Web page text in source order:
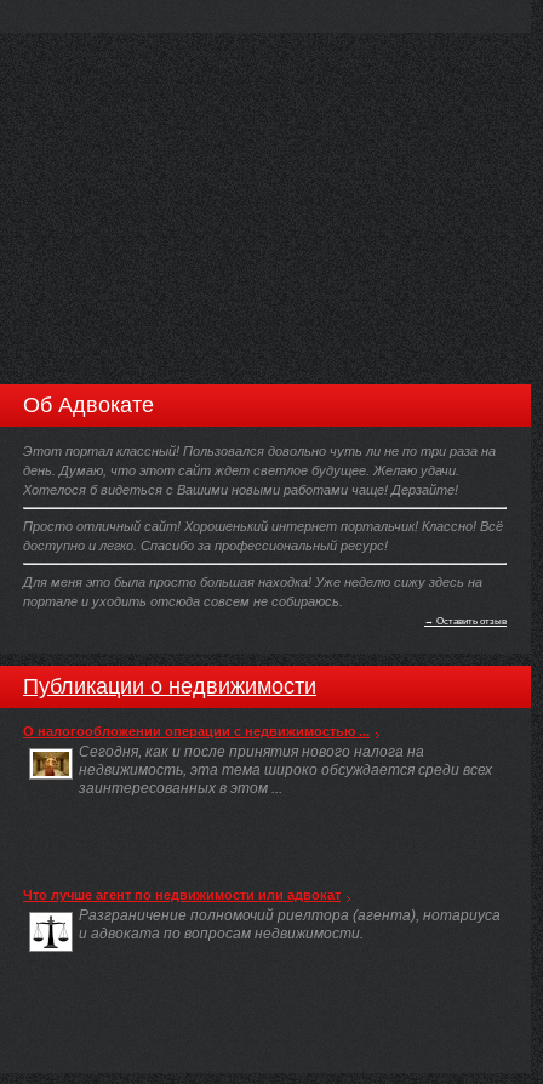
Об Адвокате
Этот портал классный! Пользовался довольно чуть ли не по три раза на
день. Думаю, что этот сайт ждет светлое будущее. Желаю удачи.
Хотелося б видеться с Вашими новыми работами чаще! Дерзайте!
Просто отличный сайт! Хорошенький интернет портальчик! Классно! Всё
доступно и легко. Спасибо за профессиональный ресурс!
Для меня это была просто большая находка! Уже неделю сижу здесь на
портале и уходить отсюда совсем не собираюсь.
→ Оставить отзыв
Публикации о недвижимости
О налогообложении операции с недвижимостью ...
Сегодня, как и после принятия нового налога на
недвижимость, эта тема широко обсуждается среди всех
заинтересованных в этом ...
Что лучше агент по недвижимости или адвокат
Разграничение полномочий риелтора (агента), нотариуса
и адвоката по вопросам недвижимости.